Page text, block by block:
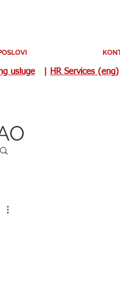
usluge| HR Services (eng)